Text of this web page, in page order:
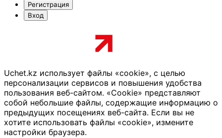
Регистрация
Вход
Uchet.kz использует файлы «cookie», с целью
персонализации сервисов и повышения удобства
пользования веб-сайтом. «Cookie» представляют
собой небольшие файлы, содержащие информацию о
предыдущих посещениях веб-сайта. Если вы не
хотите использовать файлы «cookie», измените
настройки браузера.